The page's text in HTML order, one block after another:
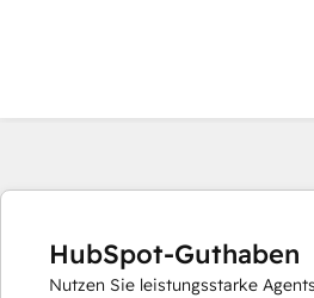
HubSpot-Guthaben
Nutzen Sie leistungsstarke